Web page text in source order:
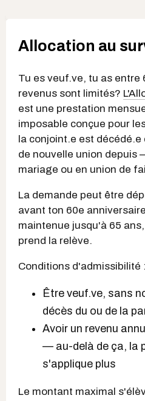
Allocation au
Tu es veuf.ve, tu as entre
revenus sont limités?
est une prestation
imposable conçue pour
la conjoint.e est
de nouvelle union depuis
mariage ou en union de
La demande peut être
avant ton 60e
maintenue jusqu'à 65
prend la relève.
Conditions d'admissibilité :
Être veuf.ve, sans
décès du ou de la
Avoir un revenu
— au-delà de ça, la
s'applique plus
Le montant maximal